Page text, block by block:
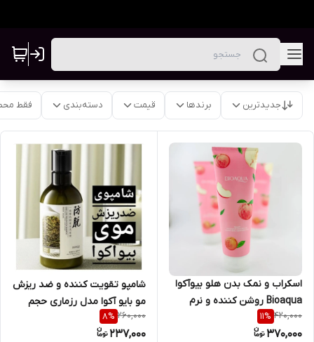
جدیدترین برندها قیمت دسته‌بندی فقط
اسکراب و نمک بدن هلو بیوآکوا
Bioaqua روشن کننده و نرم
کننده حاوی عصاره هلو،نعناع و
نمک دریا حجم ۲۵۰ گرم
420,000
11%
370,000
شامپو تقویت کننده و ضد ریزش
مو بایو آکوا مدل رزماری حجم
250 میلی لیتر
260,000
8%
237,000